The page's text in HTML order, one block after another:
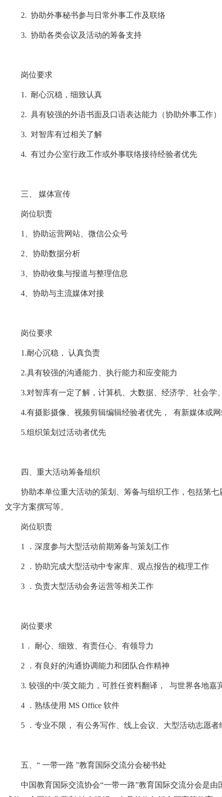
2. 协助外事秘书参与日常外事工作及联络
3. 协助各类会议及活动的筹备支持
岗位要求
1. 耐心沉稳，细致认真
2. 具有较强的外语书面及口语表达能力（协助外事工作）
3. 对智库有过相关了解
4. 有过办公室行政工作或外事联络接待经验者优先
三、 媒体宣传
岗位职责
1、协助运营网站、微信公众号
2、协助数据分析
3、协助收集与报道与整理信息
4、协助与主流媒体对接
岗位要求
1.耐心沉稳， 认真负责
2.具有较强的沟通能力、执行能力和应变能力
3.对智库有一定了解，计算机、大数据、经济学、社会
4.有摄影摄像、视频剪辑编辑经验者优先， 有新媒体或
5.组织策划过活动者优先
四、重大活动筹备组织
协助本单位重大活动的策划、筹备与组织工作，包括第
文字方案撰写等。
岗位职责
1 ．深度参与大型活动前期筹备与策划工作
2 ．协助完成大型活动中专家库、观点报告的梳理工作
3 ．负责大型活动会务运营等相关工作
岗位要求
1． 耐心、细致、有责任心、有领导力
2 ．有良好的沟通协调能力和团队合作精神
3. 较强的中/英文能力，可胜任资料翻译， 与世界各地嘉
4 ．熟练使用 MS Office 软件
5 ．专业不限， 有公务写作、线上会议、大型活动志愿者
五、“ 一带一路 ”教育国际交流分会秘书处
中国教育国际交流协会“一带一路”教育国际交流分会是